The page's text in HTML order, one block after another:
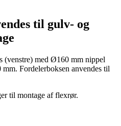
til gulv- og
(venstre) med Ø160 mm nippel
Fordelerboksen anvendes til
til montage af flexrør.